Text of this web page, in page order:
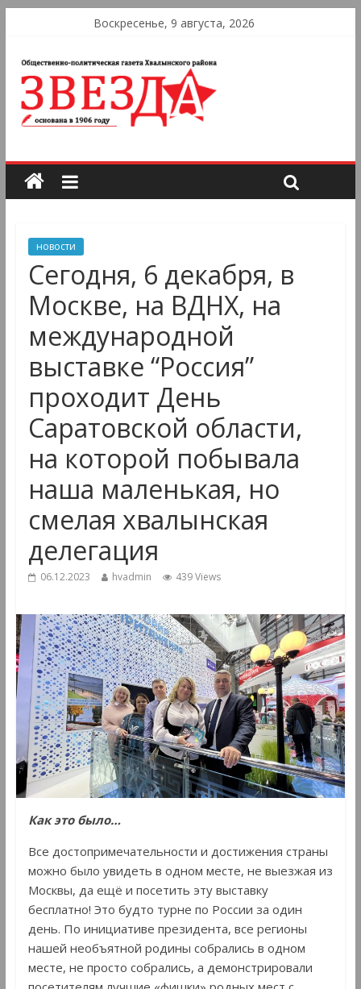
Воскресенье, 9 августа, 2026
новости
Сегодня, 6 декабря, в
Москве, на ВДНХ, на
международной
выставке “Россия”
проходит День
Саратовской области,
на которой побывала
наша маленькая, но
смелая хвалынская
делегация
06.12.2023 hvadmin 439 Views
Как это было…
Все достопримечательности и достижения страны
можно было увидеть в одном месте, не выезжая из
Москвы, да ещё и посетить эту выставку
бесплатно! Это будто турне по России за один
день. По инициативе президента, все регионы
нашей необъятной родины собрались в одном
месте, не просто собрались, а демонстрировали